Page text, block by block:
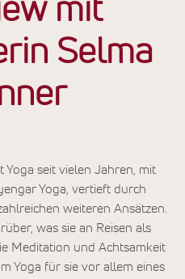
mit
Selma
seit vielen Jahren, mit
Yoga, vertieft durch
weiteren Ansätzen.
was sie an Reisen als
Meditation und Achtsamkeit
Yoga für sie vor allem eines